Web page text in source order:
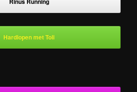
Hardlopen met Toli